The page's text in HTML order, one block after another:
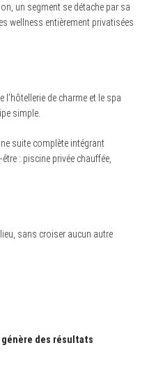
un segment se détache par sa
wellness entièrement privatisées
l’hôtellerie de charme et le spa
simple.
suite complète intégrant
: piscine privée chauffée,
sans croiser aucun autre
des résultats